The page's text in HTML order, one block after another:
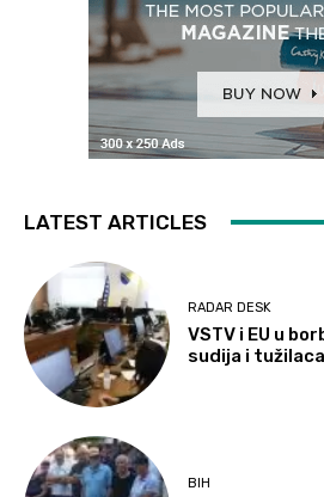
LATEST ARTICLES
RADAR DESK
VSTV i EU u
sudija i tužilaca
BIH